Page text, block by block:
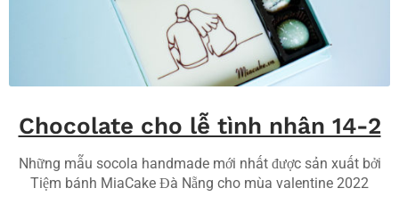
Chocolate cho lễ tình nhân 14-2
Những mẫu socola handmade mới nhất được sản xuất bởi
Tiệm bánh MiaCake Đà Nẵng cho mùa valentine 2022